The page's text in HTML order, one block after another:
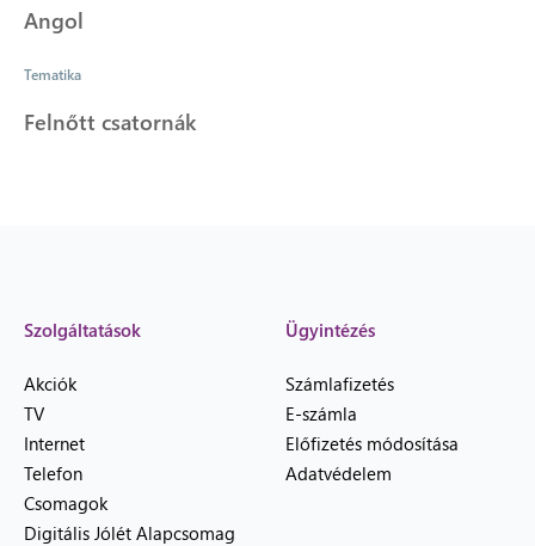
Angol
Tematika
Felnőtt csatornák
Szolgáltatások
Akciók
TV
Internet
Telefon
Csomagok
Digitális Jólét Alapcsomag
Ügyintézés
Számlafizetés
E-számla
Előfizetés módosítása
Adatvédelem